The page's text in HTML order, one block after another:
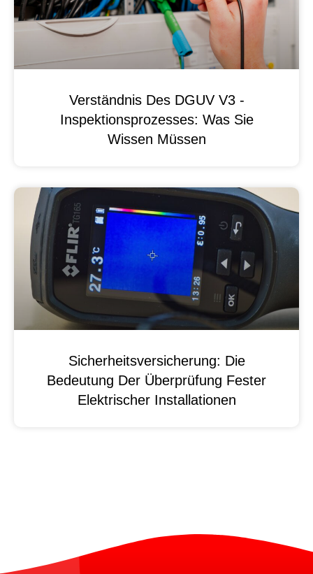
Verständnis Des DGUV V3 -
Inspektionsprozesses: Was Sie
Wissen Müssen
Sicherheitsversicherung: Die
Bedeutung Der Überprüfung Fester
Elektrischer Installationen